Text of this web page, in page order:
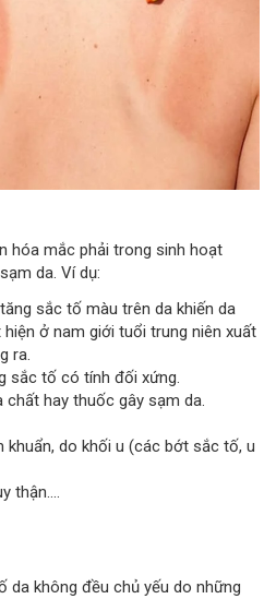
hóa mắc phải trong sinh hoạt
da. Ví dụ:
sắc tố màu trên da khiến da
ở nam giới tuổi trung niên xuất
ra.
sắc tố có tính đối xứng.
chất hay thuốc gây sạm da.
khuẩn, do khối u (các bớt sắc tố, u
thận….
da không đều chủ yếu do những